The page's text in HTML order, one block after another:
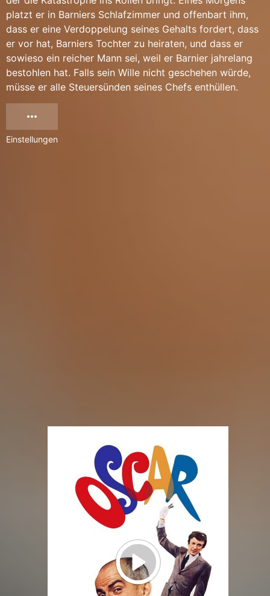
platzt er in Barniers Schlafzimmer und offenbart ihm,
dass er eine Verdoppelung seines Gehalts fordert, dass
er vor hat, Barniers Tochter zu heiraten, und dass er
sowieso ein reicher Mann sei, weil er Barnier jahrelang
bestohlen hat. Falls sein Wille nicht geschehen würde,
müsse er alle Steuersünden seines Chefs enthüllen.
Einstellungen